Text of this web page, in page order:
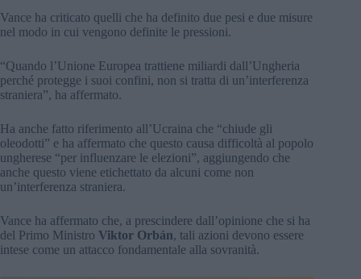
Vance ha criticato quelli che ha definito due pesi e due misure
nel modo in cui vengono definite le pressioni.
“Quando l’Unione Europea trattiene miliardi dall’Ungheria
perché protegge i suoi confini, non si tratta di un’interferenza
straniera”, ha affermato.
Ha anche fatto riferimento all’Ucraina che “chiude gli
oleodotti” e ha affermato che questo causa difficoltà al popolo
ungherese “per influenzare le elezioni”, aggiungendo che
anche questo viene etichettato da alcuni come non
un’interferenza straniera.
Vance ha affermato che, a prescindere dall’opinione che si ha
del Primo Ministro Viktor Orbán, tali azioni devono essere
intese come un attacco fondamentale alla sovranità.